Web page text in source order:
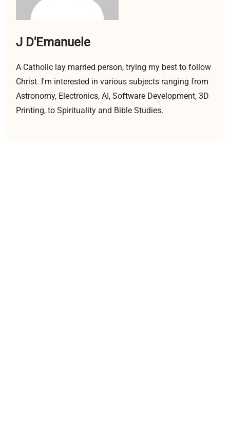
J D'Emanuele
A Catholic lay married person, trying my best to follow
Christ. I'm interested in various subjects ranging from
Astronomy, Electronics, AI, Software Development, 3D
Printing, to Spirituality and Bible Studies.